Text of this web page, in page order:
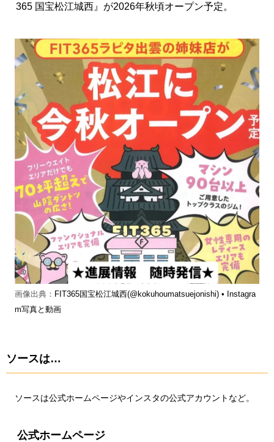
365 国宝松江城西』が2026年秋頃オープン予定。
画像出典： FIT365国宝松江城西(@kokuhoumatsuejonishi) • Instagra
m写真と動画
ソースは…
ソースは公式ホームページやインスタの公式アカウントなど。
公式ホームページ